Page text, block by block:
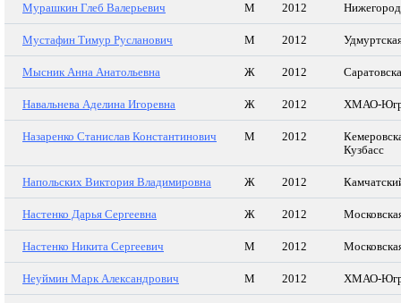
Мурашкин Глеб Валерьевич М 2012
Мустафин Тимур Русланович М 2012
Мысник Анна Анатольевна Ж 2012
Навальнева Аделина Игоревна Ж 2012 ХМАО-
Назаренко Станислав Константинович М 2012
Кузбасс
Напольских Виктория Владимировна Ж 2012
Настенко Дарья Сергеевна Ж 2012
Настенко Никита Сергеевич М 2012
Неуймин Марк Александрович М 2012 ХМАО-